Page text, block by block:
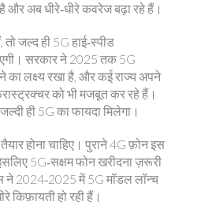
और अब धीरे‑धीरे कवरेज बढ़ा रहे हैं।
जल्द ही 5G हाई‑स्पीड
सरकार ने 2025 तक 5G
लक्ष्य रखा है, और कई राज्य अपने
को भी मजबूत कर रहे हैं।
ही 5G का फायदा मिलेगा।
होना चाहिए। पुराने 4G फ़ोन इस
5G‑सक्षम फोन खरीदना ज़रूरी
2024‑2025 में 5G मॉडल लॉन्च
किफ़ायती हो रही हैं।